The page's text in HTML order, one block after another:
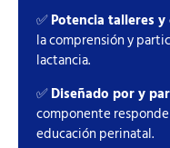
✅Potencia talleres
la comprensión y
lactancia.
✅Diseñado por y
componente
educación perinatal.